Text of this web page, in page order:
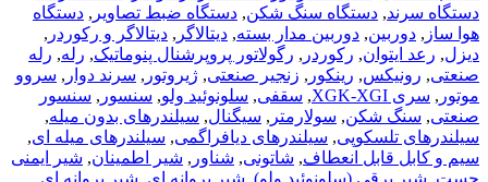
دستگاه سرند, دستگاه سنگ شکن, دستگاه ضبط تصاویر , دستگاه
هوا ساز , دوربین, دوربین مدار بسته, دیتالاگر , دیتالاگر و رکوردر ,
دیزل, رعد ایتوان, رکوردر , رگولاتور پروپرشنال پنوماتیک, رله, رله
صنعتی, رونیکس, رینکور , زنجیر صنعتی, ژیروتور , سرند دوار , سروو
موتور , سری XGK-XGI , سقفی, سلونوئید ولو, سنسور , سنسور
صنعتی, سنگ شکن, سولارمتر , سیگنال, سیلندرهای بدون میله,
سیلندرهای تلسکوپی, سیلندرهای دیافراگمی, سیلندرهای میله ای,
سیم و کابل قابل انعطاف, شاتونی, شناور , شیر اطمینان, شیر ایمنی
چست, شیر برقی (سلونوئید ولو), شیر پروانه ای, شیر پروانه ای